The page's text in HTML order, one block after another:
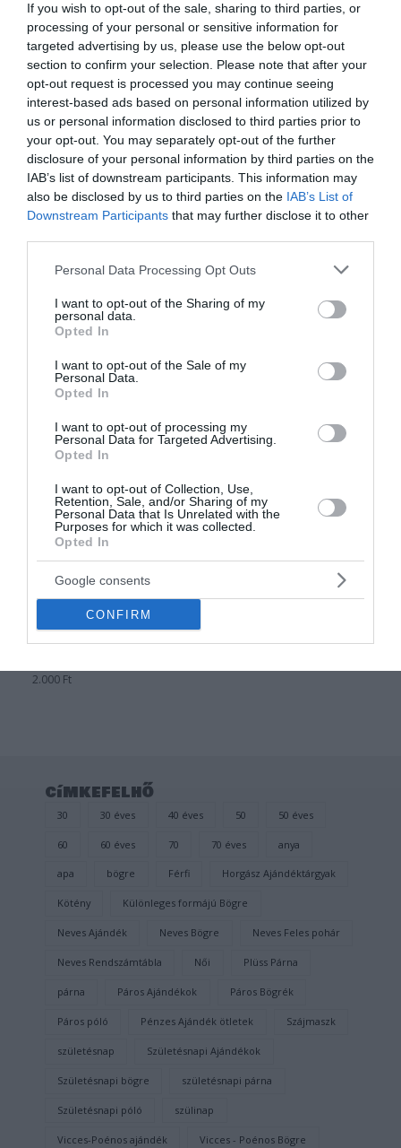
If you wish to opt-out of the sale, sharing to third parties, or
processing of your personal or sensitive information for
targeted advertising by us, please use the below opt-out
section to confirm your selection. Please note that after your
opt-out request is processed you may continue seeing
interest-based ads based on personal information utilized by
us or personal information disclosed to third parties prior to
your opt-out. You may separately opt-out of the further
disclosure of your personal information by third parties on the
IAB’s list of downstream participants. This information may
also be disclosed by us to third parties on the IAB’s List of
Downstream Participants that may further disclose it to other
Please note that this website/app uses one or more Google
not limited to your visit or usage behaviour. You may click to
grant or deny consent to Google and its third-party tags to
use your data for below specified purposes in below Google
consent section.
Personal Data Processing Opt Outs
I want to opt-out of the Sharing of my
personal data.
Opted In
I want to opt-out of the Sale of my
Personal Data.
Opted In
I want to opt-out of processing my
Personal Data for Targeted Advertising.
Opted In
I want to opt-out of Collection, Use,
Retention, Sale, and/or Sharing of my
Personal Data that Is Unrelated with the
Purposes for which it was collected.
Opted In
Google consents
CONFIRM
Kapcsolódó termékek
18+
ADONISZ TESTŰ,
SZEXISTEN VICCES
Értékelés:
2.000Ft
Tusfürdő
EGY BOLDOG HORGÁSZ
TUSFÜRDŐJE – VICCES
Tusfürdő
50 ÉVEMBE KERÜLT,
HOGY ILYEN OKOS…
VICCES FELIRATOS
TUSFÜRDŐ
Értékelés:
0
2.000 Ft
címkefelhő
30 30 éves 40 éves 50 50 éves
60 60 éves 70 70 éves anya
apa bögre Férfi Horgász Ajándéktárgyak
Kötény Különleges formájú Bögre
Neves Ajándék Neves Bögre Neves Feles pohár
Neves Rendszámtábla Női Plüss Párna
párna Páros Ajándékok Páros Bögrék
Páros póló Pénzes Ajándék ötletek Szájmaszk
születésnap Születésnapi Ajándékok
Születésnapi bögre születésnapi párna
Születésnapi póló szülinap
Vicces-Poénos ajándék Vicces - Poénos Bögre